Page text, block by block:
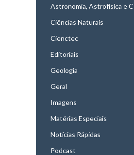
Astronomia, Astrofísica e
Ciências Naturais
Cienctec
Editoriais
Geologia
Geral
Imagens
Matérias Especiais
Notícias Rápidas
Podcast